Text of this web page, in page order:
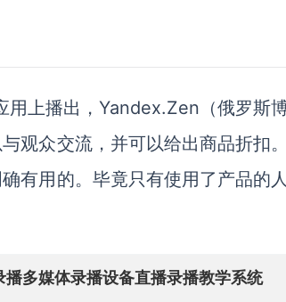
上播出，Yandex.Zen（俄罗斯
观众交流，并可以给出商品折扣
有用的。毕竟只有使用了产品的
多媒体录播设备直播录播教学系统